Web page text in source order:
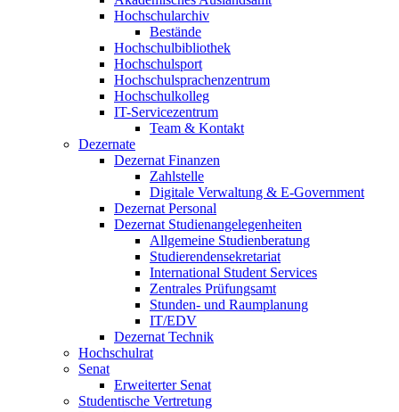
Hochschularchiv
Bestände
Hochschulbibliothek
Hochschulsport
Hochschulsprachenzentrum
Hochschulkolleg
IT-Servicezentrum
Team & Kontakt
Dezernate
Dezernat Finanzen
Zahlstelle
Digitale Verwaltung & E-Government
Dezernat Personal
Dezernat Studienangelegenheiten
Allgemeine Studienberatung
Studierendensekretariat
International Student Services
Zentrales Prüfungsamt
Stunden- und Raumplanung
IT/EDV
Dezernat Technik
Hochschulrat
Senat
Erweiterter Senat
Studentische Vertretung